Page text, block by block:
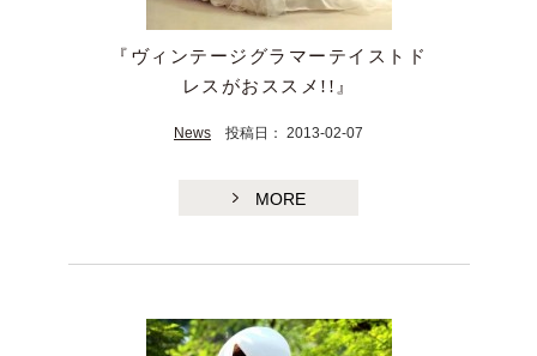
『ヴィンテージグラマーテイストド
レスがおススメ!!』
News 投稿日： 2013-02-07
MORE